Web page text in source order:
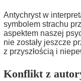
Antychryst w
symbolem strachu
aspektem naszej
nie zostały jeszcze
z przyszłością i
Konflikt z